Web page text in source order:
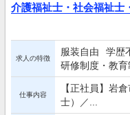
介護福祉士・社会福祉士
求人の特徴
服装自由 学歴
研修制度・教
仕事内容
【正社員】岩
士）／...